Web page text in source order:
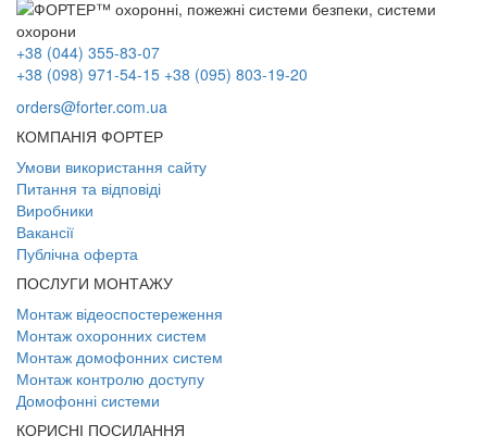
+38 (044) 355-83-07
+38 (098) 971-54-15 +38 (095) 803-19-20
orders@forter.com.ua
КОМПАНІЯ ФОРТЕР
Умови використання сайту
Питання та відповіді
Виробники
Вакансії
Публічна оферта
ПОСЛУГИ МОНТАЖУ
Монтаж відеоспостереження
Монтаж охоронних систем
Монтаж домофонних систем
Монтаж контролю доступу
Домофонні системи
КОРИСНІ ПОСИЛАННЯ